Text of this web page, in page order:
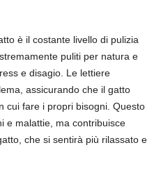
è il costante livello di pulizia
puliti per natura e
e disagio. Le lettiere
assicurando che il gatto
cui fare i propri bisogni. Questo
e malattie, ma contribuisce
che si sentirà più rilassato e